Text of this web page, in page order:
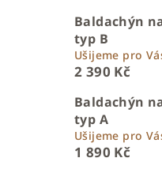
Baldachýn
typ B
Ušijeme pro
2 390 Kč
Baldachýn
typ A
Ušijeme pro
1 890 Kč